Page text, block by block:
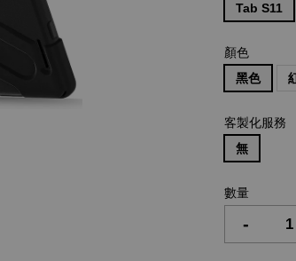
Tab S11
顏色
黑色
客製化服務
無
數量
-